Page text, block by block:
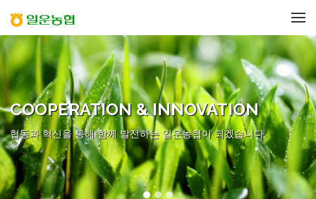
COOPERATION & INNOVATION
협동과 혁신을 통해 함께 발전하는 일운농협이 되겠습니다.